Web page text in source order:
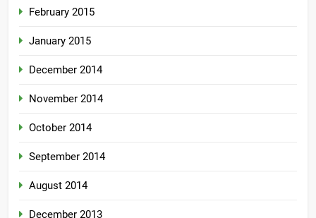
February 2015
January 2015
December 2014
November 2014
October 2014
September 2014
August 2014
December 2013